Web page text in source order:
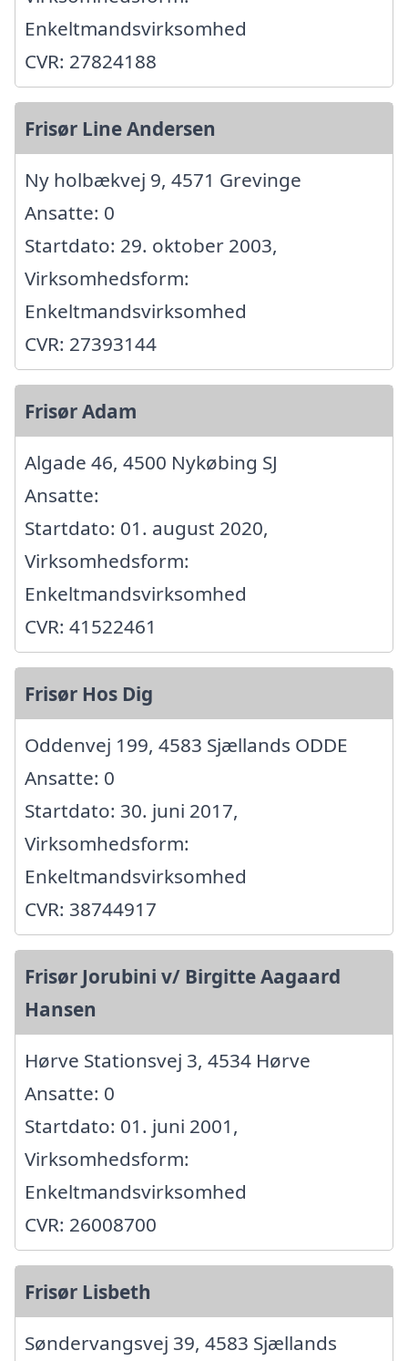
Enkeltmandsvirksomhed
CVR: 27824188
Frisør Line Andersen
Ny holbækvej 9, 4571 Grevinge
Ansatte: 0
Startdato: 29. oktober 2003,
Virksomhedsform:
Enkeltmandsvirksomhed
CVR: 27393144
Frisør Adam
Algade 46, 4500 Nykøbing SJ
Ansatte:
Startdato: 01. august 2020,
Virksomhedsform:
Enkeltmandsvirksomhed
CVR: 41522461
Frisør Hos Dig
Oddenvej 199, 4583 Sjællands ODDE
Ansatte: 0
Startdato: 30. juni 2017,
Virksomhedsform:
Enkeltmandsvirksomhed
CVR: 38744917
Frisør Jorubini v/ Birgitte Aagaard
Hansen
Hørve Stationsvej 3, 4534 Hørve
Ansatte: 0
Startdato: 01. juni 2001,
Virksomhedsform:
Enkeltmandsvirksomhed
CVR: 26008700
Frisør Lisbeth
Søndervangsvej 39, 4583 Sjællands